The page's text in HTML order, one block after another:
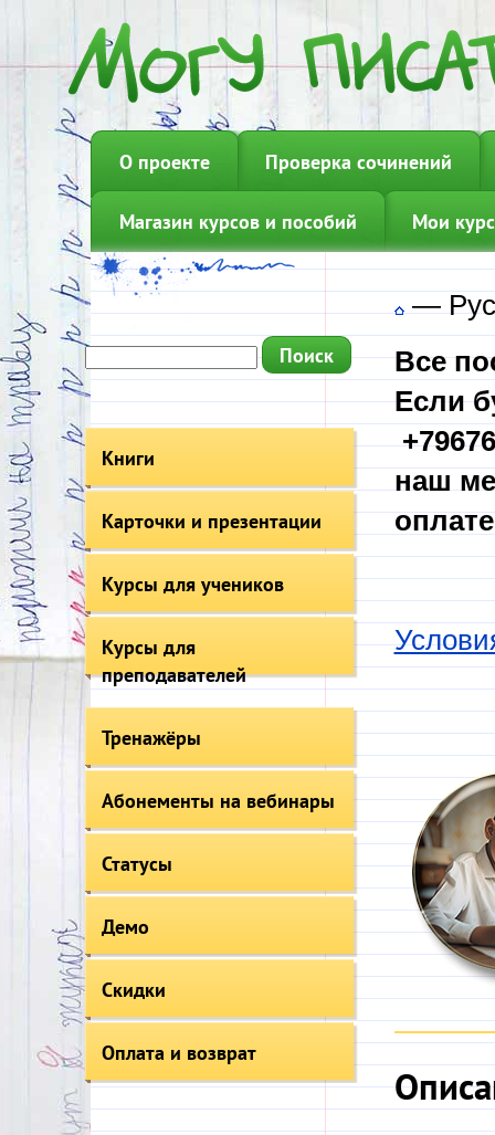
О проекте Проверка сочинений
Магазин курсов и пособий Мои
Книги
Карточки и презентации
Курсы для учеников
Курсы для
преподавателей
Тренажёры
Абонементы на вебинары
Статусы
Демо
Скидки
Оплата и возврат
—
Все
Если
наш